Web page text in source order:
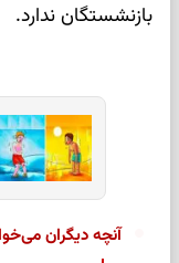
بازنشستگان ندارد.
آنچه دیگران